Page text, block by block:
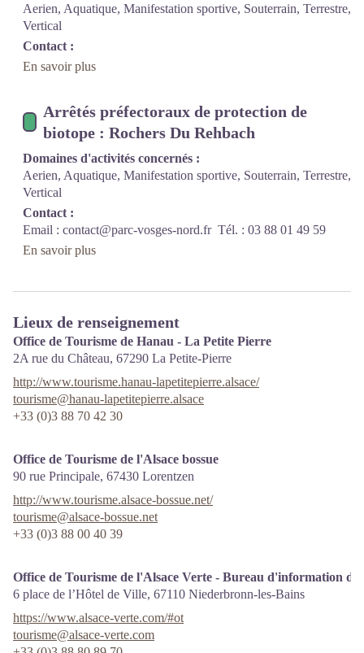
Aerien, Aquatique, Manifestation sportive, Souterrain, Terrestre,
Vertical
Contact :
En savoir plus
Arrêtés préfectoraux de protection de
biotope : Rochers Du Rehbach
Domaines d'activités concernés :
Aerien, Aquatique, Manifestation sportive, Souterrain, Terrestre,
Vertical
Contact :
Email : contact@parc-vosges-nord.frTél. : 03 88 01 49 59
En savoir plus
Lieux de renseignement
Office de Tourisme de Hanau - La Petite Pierre
2A rue du Château, 67290 La Petite-Pierre
http://www.tourisme.hanau-lapetitepierre.alsace/
tourisme@hanau-lapetitepierre.alsace
+33 (0)3 88 70 42 30
Office de Tourisme de l'Alsace bossue
90 rue Principale, 67430 Lorentzen
http://www.tourisme.alsace-bossue.net/
tourisme@alsace-bossue.net
+33 (0)3 88 00 40 39
Office de Tourisme de l'Alsace Verte - Bureau d'information
6 place de l’Hôtel de Ville, 67110 Niederbronn-les-Bains
https://www.alsace-verte.com/#ot
tourisme@alsace-verte.com